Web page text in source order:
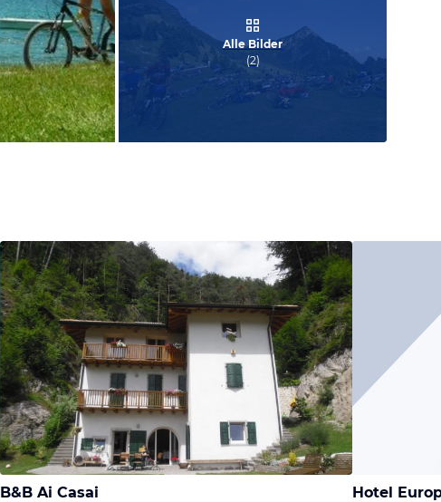
Alle Bilder
(2)
B&B Ai Casai Hotel